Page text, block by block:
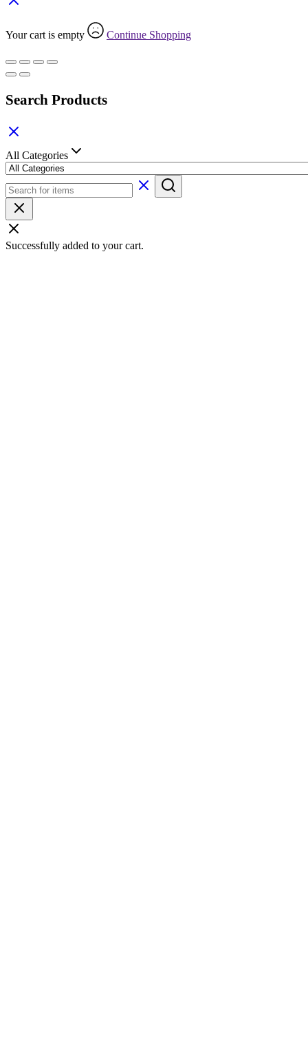
Your cart is empty Continue Shopping
Search Products
All Categories
Successfully added to your cart.